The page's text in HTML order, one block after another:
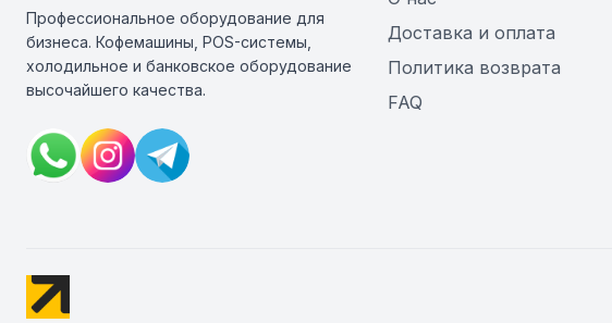
Профессиональное оборудование для
бизнеса. Кофемашины, POS-системы,
холодильное и банковское оборудование
высочайшего качества.
Доставка и оплата
Политика возврата
FAQ